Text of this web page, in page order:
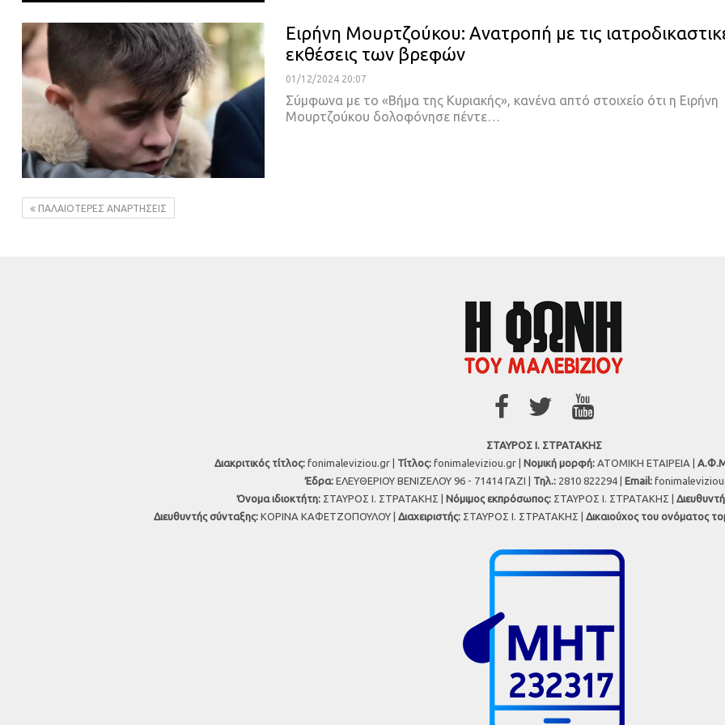
Ειρήνη Μουρτζούκου: Ανατροπή με τις
εκθέσεις των βρεφών
01/12/2024 20:07
Σύμφωνα με το «Βήμα της Κυριακής», κανένα απτό στοιχείο ότι η Ειρήνη
Μουρτζούκου δολοφόνησε πέντε…
ΠΑΛΑΙΌΤΕΡΕΣ ΑΝΑΡΤΉΣΕΙΣ
ΣΤΑΥΡΟΣ Ι. ΣΤΡΑΤΑΚΗΣ
Διακριτικός τίτλος: fonimaleviziou.gr | Τίτλος: fonimaleviziou.gr | Νομική μορφή: ΑΤΟΜΙΚΗ ΕΤΑΙΡΕΙΑ |
Έδρα: ΕΛΕΥΘΕΡΙΟΥ ΒΕΝΙΖΕΛΟΥ 96 - 71414 ΓΑΖΙ | Τηλ.: 2810 822294 | Εmail:
Όνομα ιδιοκτήτη: ΣΤΑΥΡΟΣ Ι. ΣΤΡΑΤΑΚΗΣ | Νόμιμος εκπρόσωπος: ΣΤΑΥΡΟΣ Ι. ΣΤΡΑΤΑΚΗΣ |
Διευθυντής σύνταξης: ΚΟΡΙΝΑ ΚΑΦΕΤΖΟΠΟΥΛΟΥ | Διαχειριστής: ΣΤΑΥΡΟΣ Ι. ΣΤΡΑΤΑΚΗΣ | Δικαιούχος του ονόματος